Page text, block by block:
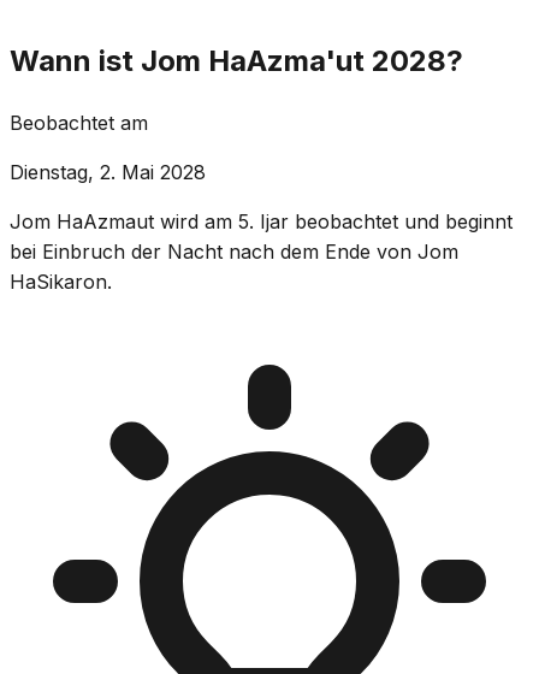
Wann ist Jom HaAzma'ut 2028?
Beobachtet am
Dienstag, 2. Mai 2028
Jom HaAzmaut wird am 5. Ijar beobachtet und beginnt
bei Einbruch der Nacht nach dem Ende von Jom
HaSikaron.